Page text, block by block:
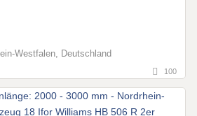
Westfalen, Deutschland
100